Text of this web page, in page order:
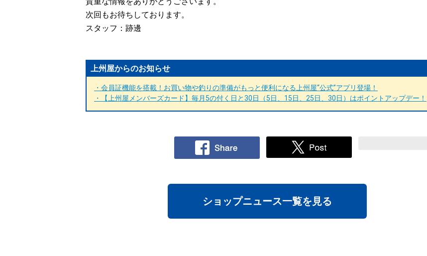
次回もお待ちしております。
スタッフ：跡邊
上州屋からのお知らせ
・会員証機能を搭載！お買い物や釣りの準備がもっと便利になる上州屋“公式”アプリ登場！
・【上州屋メンバーズカード】毎月5の付く日と30日（5日、15日、25日、30日）はポイントアップデー！
ショップニュース一覧を見る